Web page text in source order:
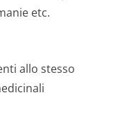
etc.
allo stesso